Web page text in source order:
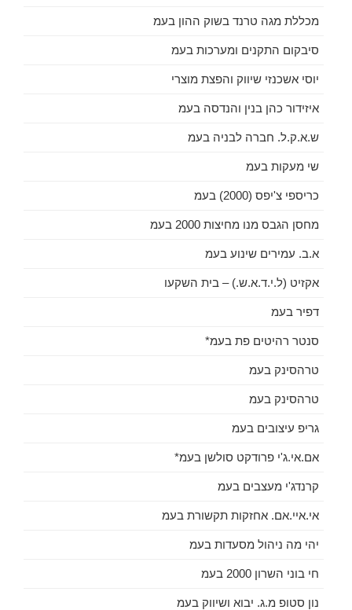
מכללת מגה טרנד בשוק ההון בעמ
סיבקום התקנים ומערכות בעמ
יוסי אשכנזי שיווק והפצת מוצרי
איזידור כהן בנין והנדסה בעמ
ש.א.ק.ל. חברה לבניה בעמ
שי מעקות בעמ
כריספי צ'יפס (2000) בעמ
מחסן הגבס מנו מחיצות 2000 בעמ
א.ב. עמירים שינוע בעמ
אקזיט (ל.י.ד.א.ש.) – בית השקעו
דפיר בעמ
סנטר רהיטים פת בעמ*
טרהסינק בעמ
טרהסינק בעמ
גריפ עיצובים בעמ
אם.אי.ג'י פרודקט סולשן בעמ*
קרנדג'י מעצבים בעמ
אי.איי.אם. אחזקות תקשורת בעמ
יהי מה ניהול מסעדות בעמ
חי בוני השרון 2000 בעמ
נון סטופ מ.ג. יבוא ושיווק בעמ